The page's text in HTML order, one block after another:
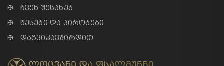
✠ ჩვენ შესახებ
✠ წესები და პირობები
✠ დაგვიკავშირდით